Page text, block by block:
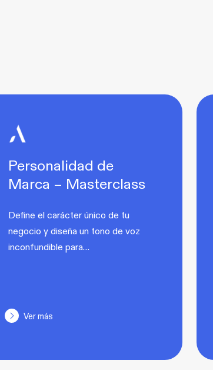
Personalidad de
Marca – Masterclass
Define el carácter único de tu
negocio y diseña un tono de voz
inconfundible para…
Ver más